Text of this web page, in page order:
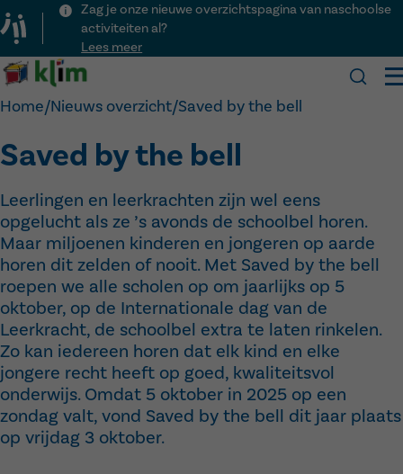
Klim
Zag je onze nieuwe overzichtspagina van naschoolse
activiteiten al?
Lees meer
Onze school
Visie
Team
Voor het eerst naar school
Ouderraad
Inschrijven
Schooluren
Menu
Veelgestelde vragen
Downloads
Naschoolse activiteiten
Kalender
Activiteiten
Lesvrije dagen
Nieuws
Kinderopvang
Contact
Home/Nieuws overzicht/Saved by the bell
Saved by the bell
Leerlingen en leerkrachten zijn wel eens
opgelucht als ze ’s avonds de schoolbel horen.
Maar miljoenen kinderen en jongeren op aarde
horen dit zelden of nooit. Met Saved by the bell
roepen we alle scholen op om jaarlijks op 5
oktober, op de Internationale dag van de
Leerkracht, de schoolbel extra te laten rinkelen.
Zo kan iedereen horen dat elk kind en elke
jongere recht heeft op goed, kwaliteitsvol
onderwijs. Omdat 5 oktober in 2025 op een
zondag valt, vond Saved by the bell dit jaar plaats
op vrijdag 3 oktober.